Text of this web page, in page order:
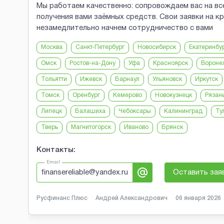
Мы работаем качественно: сопровождаем вас на
получения вами заёмных средств. Свои заявки на
незамедлительно начнем сотрудничество с вами
Москва Санкт-Петербург Новосибирск
Омск Ростов-на-Дону Уфа Красноярск
Тольятти Ижевск Барнаул Ульяновск Иркутск
Томск Оренбург Кемерово Новокузнецк
Липецк Балашиха Чебоксары Калининград
Тверь Магнитогорск Иваново Брянск
Контакты:
Email
finansereliable@yandex.ru Оставить
Русфинанс Плюс Андрей Александрович 06 января 2026